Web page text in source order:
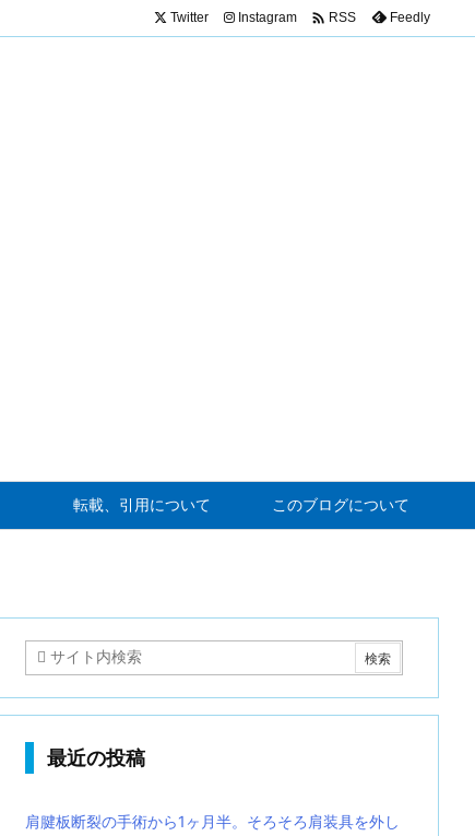
転載、引用について このブログについて
Twitter Instagram  RSS Feedly
最近の投稿
肩腱板断裂の手術から1ヶ月半。そろそろ肩装具を外し